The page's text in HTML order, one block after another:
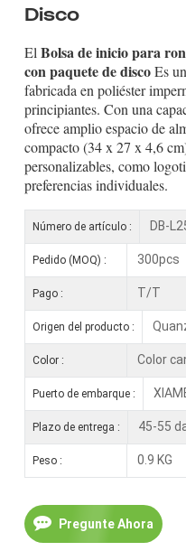
Disco
El Bolsa de inicio para
con paquete de discoEs
fabricada en poliéster
principiantes. Con una
ofrece amplio espacio de
compacto (34 x 27 x 4,6
personalizables, como
preferencias individuales.
Número de artículo : DB-
Pedido (MOQ) : 300pcs
Pago : T/T
Origen del producto :
Color : Color
Puerto de embarque :
Plazo de entrega : 45-55
Peso : 0.9 KG
Pregunte Ahora